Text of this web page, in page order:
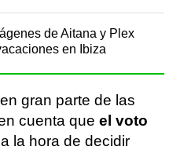
de Aitana y Plex
en Ibiza
gran parte de las
cuenta que el voto
a la hora de decidir